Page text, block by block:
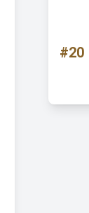
#20